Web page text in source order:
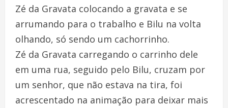
Zé da Gravata colocando a gravata e se
arrumando para o trabalho e Bilu na volta
olhando, só sendo um cachorrinho.
Zé da Gravata carregando o carrinho dele
em uma rua, seguido pelo Bilu, cruzam por
um senhor, que não estava na tira, foi
acrescentado na animação para deixar mais